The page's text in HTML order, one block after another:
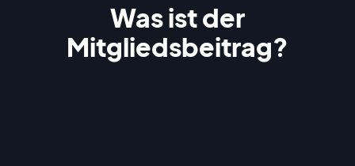
Was ist der
Mitgliedsbeitrag?